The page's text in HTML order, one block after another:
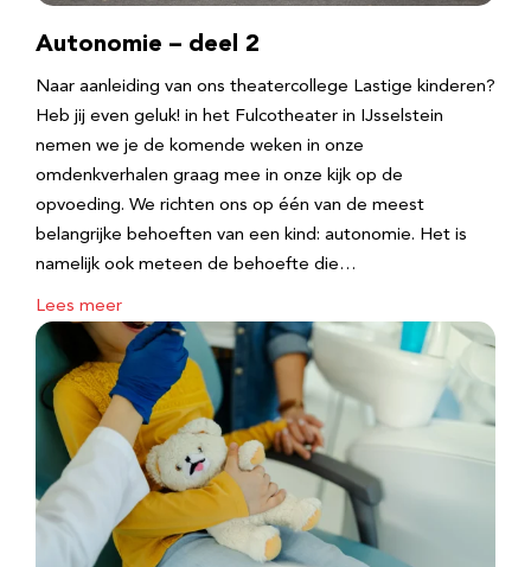
Autonomie – deel 2
Naar aanleiding van ons theatercollege Lastige kinderen?
Heb jij even geluk! in het Fulcotheater in IJsselstein
nemen we je de komende weken in onze
omdenkverhalen graag mee in onze kijk op de
opvoeding. We richten ons op één van de meest
belangrijke behoeften van een kind: autonomie. Het is
namelijk ook meteen de behoefte die…
Lees meer